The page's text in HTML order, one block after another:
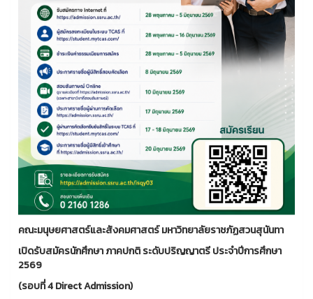
คณะมนุษยศาสตร์และสังคมศาสตร์ มหาวิทยาลัยราชภัฏสวนสุนันทา
เปิดรับสมัครนักศึกษา ภาคปกติ ระดับปริญญาตรี ประจำปีการศึกษา
2569
(รอบที่ 4Direct Admission)